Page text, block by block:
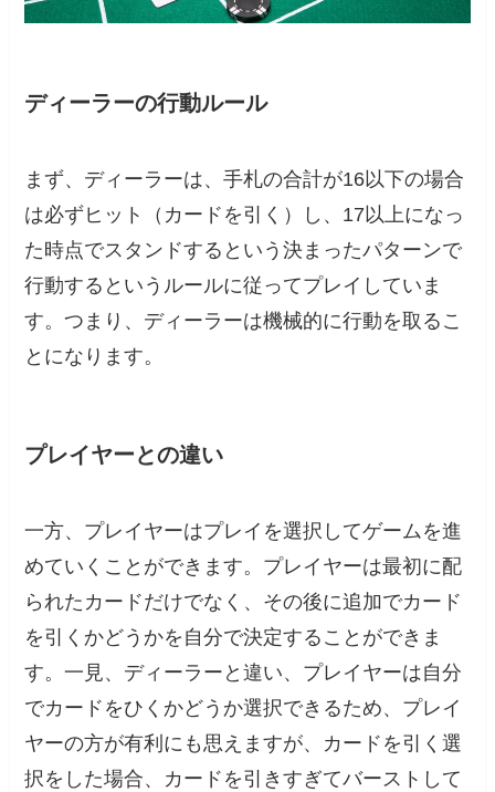
ディーラーの行動ルール
まず、ディーラーは、手札の合計が16以下の場合
は必ずヒット（カードを引く）し、17以上になっ
た時点でスタンドするという決まったパターンで
行動するというルールに従ってプレイしていま
す。つまり、ディーラーは機械的に行動を取るこ
とになります。
プレイヤーとの違い
一方、プレイヤーはプレイを選択してゲームを進
めていくことができます。プレイヤーは最初に配
られたカードだけでなく、その後に追加でカード
を引くかどうかを自分で決定することができま
す。一見、ディーラーと違い、プレイヤーは自分
でカードをひくかどうか選択できるため、プレイ
ヤーの方が有利にも思えますが、カードを引く選
択をした場合、カードを引きすぎてバーストして